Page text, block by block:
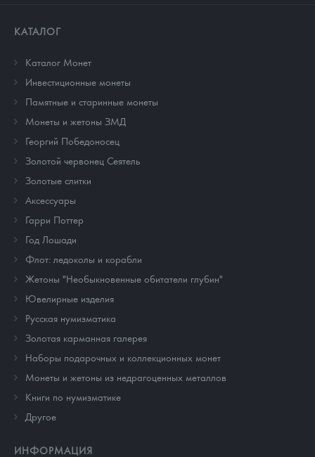
КАТАЛОГ
Каталог Монет
Инвестиционные монеты
Памятные и старинные монеты
Монеты и жетоны ЗМД
Георгий Победоносец
Золотой червонец Сеятель
Золотые слитки
Аксессуары
Гарри Поттер
Год Лошади
Флот: ледоколы и корабли
Жетоны "Необыкновенные обитатели глубин"
Ювелирные изделия
Русская нумизматика
Золотая карманная галерея
Наборы подарочных и коллекционных монет
Монеты и жетоны из недрагоценных металлов
Книги по нумизматике
Другое
ИНФОРМАЦИЯ